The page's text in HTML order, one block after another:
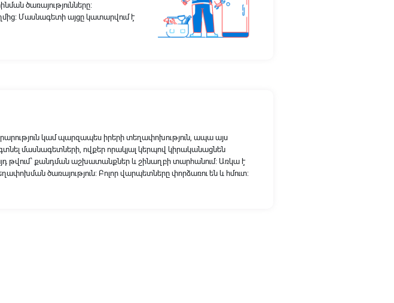
ծառայությունները։
Մասնագետի այցը կատարվում է
կամ պարզապես իրերի տեղափոխություն, ապա այս
մասնագետների, ովքեր որակյալ կերպով կիրականացնեն
թվում՝ քանդման աշխատանքներ և շինաղբի տարհանում։ Առկա է
ծառայություն։ Բոլոր վարպետները փորձառու են և հմուտ։